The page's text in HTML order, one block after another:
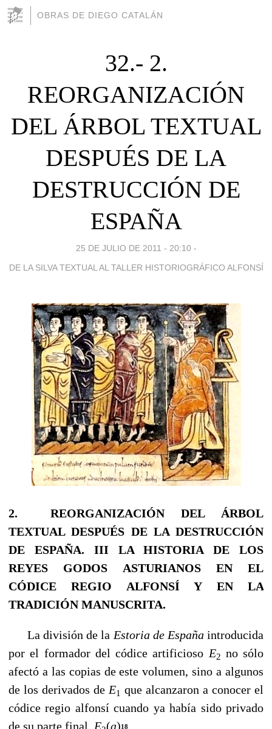
OBRAS DE DIEGO CATALÁN
32.- 2.
REORGANIZACIÓN
DEL ÁRBOL TEXTUAL
DESPUÉS DE LA
DESTRUCCIÓN DE
ESPAÑA
25 DE JULIO DE 2011 - 20:10 -
DE LA SILVA TEXTUAL AL TALLER HISTORIOGRÁFICO ALFONSÍ
2.
REORGANIZACIÓN DEL ÁRBOL
TEXTUAL DESPUÉS DE LA DESTRUCCIÓN
DE ESPAÑA.
III LA HISTORIA DE LOS
REYES GODOS ASTURIANOS
EN EL
CÓDICE REGIO ALFONSÍ Y EN LA
TRADICIÓN MANUSCRITA.
La división de la Estoria de Españaintroducida
por el formador del códice artificioso E2 no sólo
afectó a las copias de este volumen, sino a algunos
de los derivados de E1 que alcanzaron a conocer el
códice regio alfonsí cuando ya había sido privado
de su parte final, E (a)18.